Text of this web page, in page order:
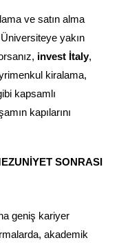
ve satın alma
yakın
invest İtaly,
kiralama,
kapsamlı
kapılarını
SONRASI
geniş kariyer
akademik